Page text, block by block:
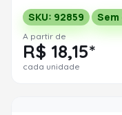
SKU: 92859
A partir de
R$ 18,15*
cada unidade